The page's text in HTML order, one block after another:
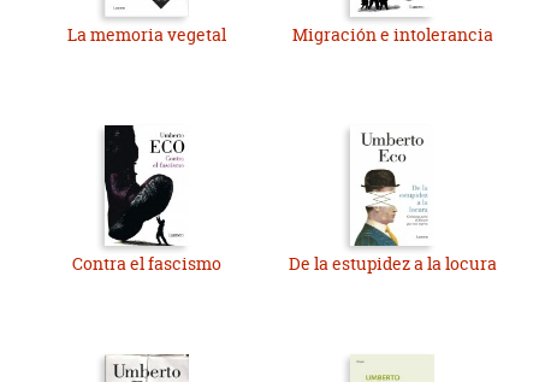
La memoria vegetal Migración e intolerancia
Contra el fascismo De la estupidez a la locura